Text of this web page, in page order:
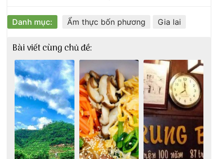
Danh mục: Ẩm thực bốn phương Gia lai
Bài viết cùng chủ đề: